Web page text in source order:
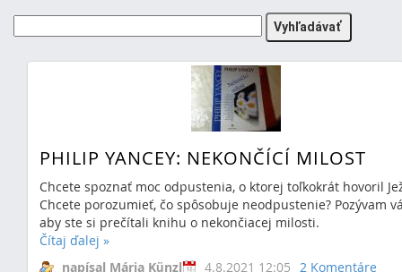
PHILIP YANCEY: NEKONČÍCÍ MILOST
Chcete spoznať moc odpustenia, o ktorej toľkokrát hovoril
Chcete porozumieť, čo spôsobuje neodpustenie? Pozývam
aby ste si prečítali knihu o nekončiacej milosti.
Čítaj ďalej »
napísal Mária Künzl
4.8.2021 12:05
2 Komentáre